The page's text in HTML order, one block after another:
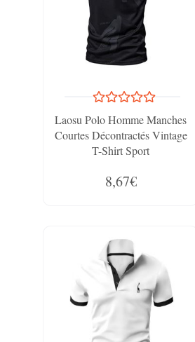
Laosu Polo Homme Manches
Courtes Décontractés Vintage
T-Shirt Sport
8,67€